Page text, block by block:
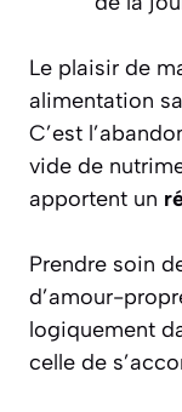
Le plaisir de
alimentation
C’est
vide de
apportent un
Prendre soin
d’amour-
logiquement
celle de